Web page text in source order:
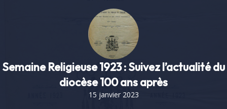
Semaine Religieuse 1923 : Suivez l’actualité du
diocèse 100 ans après
15 janvier 2023